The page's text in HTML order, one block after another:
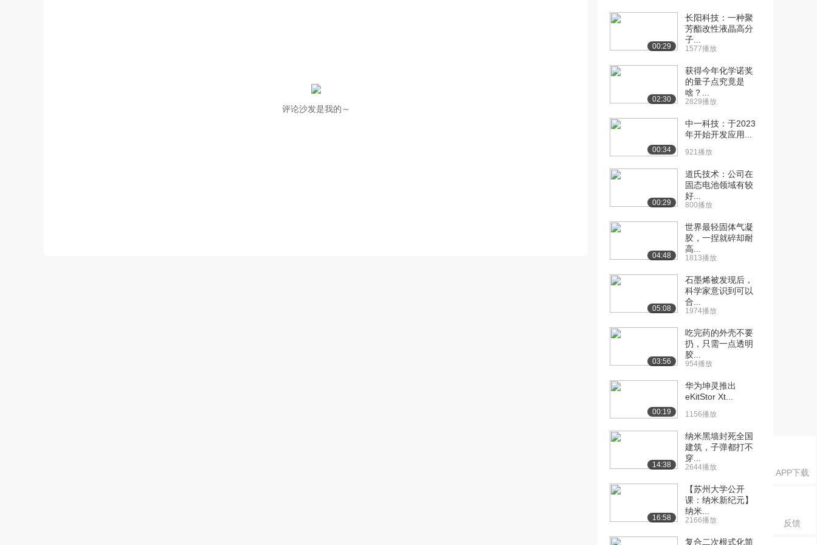
APP下载
反馈
评论沙发是我的～
（上）
[11] 第8节 - OC材质调节
（中）
[12] 第8节 - OC材质调节
（下）
921播放
[13] 第9节 - OC渲染SSS
1093播放
[14] 第9节 - OC渲染SSS
1379播放
[15] 第10节 - 材质综合练
习案例（上...
1101播放
[16] 第10节 - 材质综合练
习案例（下...
[17] 第11节 - 金属质感练
09:53
[18] 第11节 - 金属质感练
813播放
[19] 第12节 - 玻璃质感练
1365播放
10:56
[20] 第12节 - 玻璃质感练
10:56
[21] 第13节 - 节点编辑器 09:35
00:29
长阳科技：一种聚
芳酯改性液晶高分
子...
1577播放
02:30
获得今年化学诺奖
的量子点究竟是
啥？...
2829播放
00:34
中一科技：于2023
年开始开发应用...
921播放
00:29
道氏技术：公司在
固态电池领域有较
好...
800播放
04:48
世界最轻固体气凝
胶，一捏就碎却耐
高...
1813播放
05:08
石墨烯被发现后，
科学家意识到可以
合...
1974播放
03:56
吃完药的外壳不要
扔，只需一点透明
胶...
954播放
00:19
华为坤灵推出
eKitStor Xt...
1156播放
14:38
纳米黑墙封死全国
建筑，子弹都打不
穿...
2644播放
16:58
【苏州大学公开
课：纳米新纪元】
纳米...
2166播放
复合二次根式化简